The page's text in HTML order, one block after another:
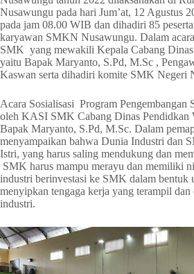
Nusawungu pada hari Jum’at, 12 Agustus
pada jam 08.00 WIB dan dihadiri 85
karyawan SMKN Nusawungu. Dalam
SMK yang mewakili Kepala Cabang
yaitu Bapak Maryanto, S.Pd, M.Sc ,
Kaswan serta dihadiri komite SMK Negeri
Acara Sosialisasi Program
oleh KASI SMK Cabang Dinas Pendidkan
Bapak Maryanto, S.Pd, M.Sc. Dalam
menyampaikan bahwa Dunia Industri dan
Istri, yang harus saling mendukung dan
SMK harus mampu merayu dan memiliki
industri berinvestasi ke SMK dalam bentuk
menyipkan tengaga kerja yang terampil dan
industri.